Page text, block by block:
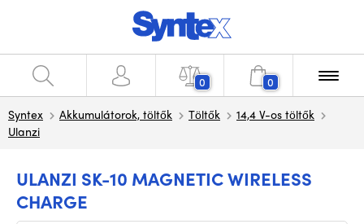
0 0
Syntex Akkumulátorok, töltők Töltők
14,4 V-os töltők
Ulanzi
ULANZI SK-10 MAGNETIC WIRELESS
CHARGE